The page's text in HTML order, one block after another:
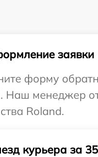
заявки
форму
Наш менеджер
Roland.
курьера за